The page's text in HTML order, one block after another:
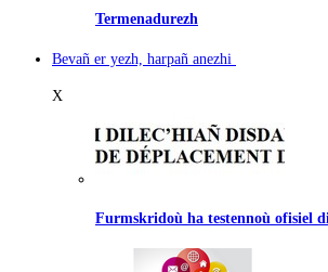
Termenadurezh
Bevañ er yezh, harpañ anezhi
X
Furmskridoù ha testennoù ofisiel